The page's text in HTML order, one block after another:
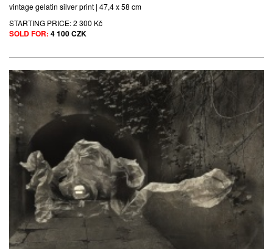
vintage gelatin silver print | 47,4 x 58 cm
STARTING PRICE:2 300 Kč
SOLD FOR: 4 100 CZK